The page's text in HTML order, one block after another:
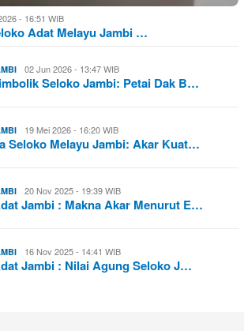
- 16:51 WIB
Adat Melayu Jambi …
02 Jun 2026 - 13:47 WIB
Seloko Jambi: Petai Dak B…
19 Mei 2026 - 16:20 WIB
Seloko Melayu Jambi: Akar Kuat…
20 Nov 2025 - 19:39 WIB
Jambi : Makna Akar Menurut E…
16 Nov 2025 - 14:41 WIB
Jambi : Nilai Agung Seloko J…